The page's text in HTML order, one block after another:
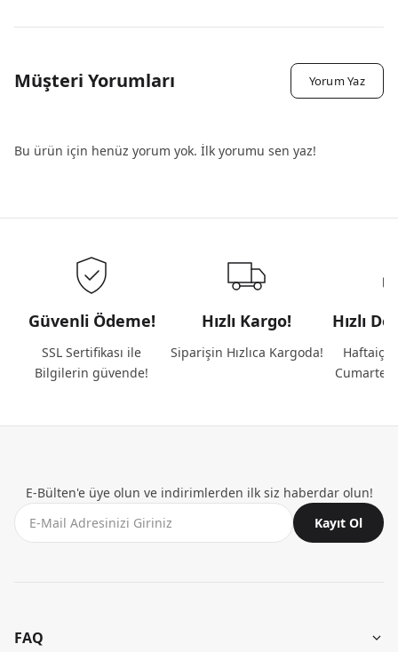
Müşteri Yorumları Yorum Yaz
Bu ürün için henüz yorum yok. İlk yorumu sen yaz!
Güvenli Ödeme!
SSL Sertifikası ile
Bilgilerin güvende!
Hızlı Kargo!
Siparişin Hızlıca Kargoda!
Hızlı
Haftaiçi
E-Bülten'e üye olun ve indirimlerden ilk siz haberdar olun!
Kayıt Ol
FAQ